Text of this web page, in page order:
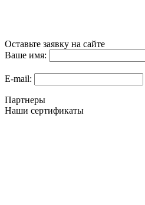
Оставьте заявку на сайте
Ваше имя:
E-mail:
Партнеры
Наши сертификаты